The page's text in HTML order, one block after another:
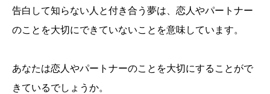
告白して知らない人と付き合う夢は、恋人やパートナー
のことを大切にできていないことを意味しています。
あなたは恋人やパートナーのことを大切にすることがで
きているでしょうか。